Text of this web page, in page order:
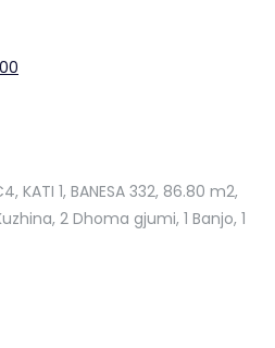
KATI 1, BANESA 332, 86.80 m2,
2 Dhoma gjumi, 1 Banjo, 1